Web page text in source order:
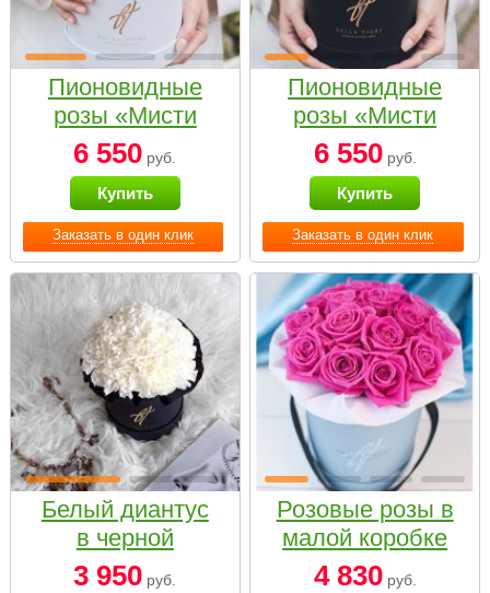
Заказать в один клик
Пионовидные
розы «Мисти
бабблс» в белой
коробке Small
6 550 руб.
Купить
Заказать в один клик
Пионовидные
розы «Мисти
бабблс» в
черной коробке
Small
6 550руб.
Купить
Белый диантус
в черной
коробке Small
3 950 руб.
Розовые розы в
малой коробке
4 830руб.